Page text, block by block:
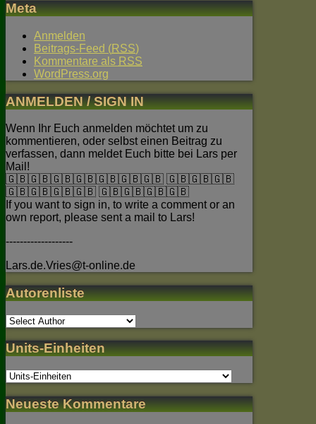
Meta
Anmelden
Beitrags-Feed (RSS)
Kommentare als RSS
WordPress.org
ANMELDEN / SIGN IN
Wenn Ihr Euch anmelden möchtet um zu
kommentieren, oder selbst einen Beitrag zu
verfassen, dann meldet Euch bitte bei Lars per
Mail!
🇬🇧🇬🇧🇬🇧🇬🇧🇬🇧🇬🇧🇬🇧 🇬🇧🇬🇧🇬🇧
🇬🇧🇬🇧🇬🇧🇬🇧 🇬🇧🇬🇧🇬🇧🇬🇧
If you want to sign in, to write a comment or an
own report, please sent a mail to Lars!
-------------------
Lars.de.Vries@t-online.de
Autorenliste
Units-Einheiten
Neueste Kommentare